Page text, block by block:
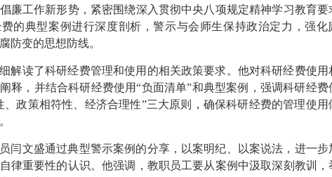
廉工作新形势，紧密围绕深入贯彻中央八项规定精神学习教育要
的典型案例进行深度剖析，警示与会师生保持政治定力，强化
防变的思想防线。
解读了科研经费管理和使用的相关政策要求。他对科研经费使用
释，并结合科研经费使用“负面清单”和典型案例，强调科研经费
、政策相符性、经济合理性”三大原则，确保科研经费的管理使用
闫文盛通过典型警示案例的分享，以案明纪、以案说法，进一步
律重要性的认识。他强调，教职员工要从案例中汲取深刻教训，